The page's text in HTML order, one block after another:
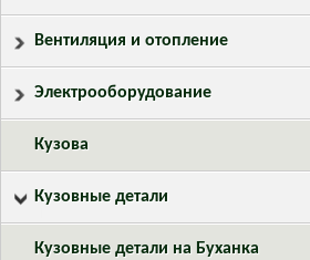
Вентиляция и отопление
Электрооборудование
Кузова
Кузовные детали
Кузовные детали на Буханка